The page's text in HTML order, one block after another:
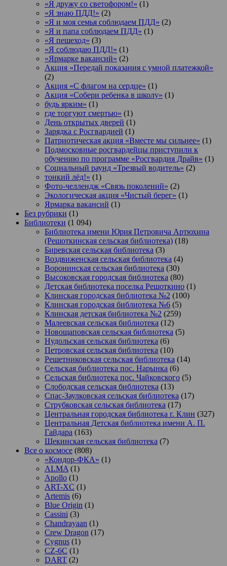
«Я дружу со светофором!» (1)
«Я знаю ПДД!» (2)
«Я и моя семья соблюдаем ПДД» (2)
«Я и папа соблюдаем ПДД» (1)
«Я пешеход» (3)
«Я соблюдаю ПДД!» (1)
«Ярмарке вакансий» (2)
Акция «Передай показания с умной платежкой»
(2)
Акция «С флагом на сердце» (1)
Акция «Собери ребенка в школу» (1)
будь ярким» (1)
где торгуют смертью» (1)
День открытых дверей (1)
Зарядка с Росгвардией (1)
Патриотическая акция «Вместе мы сильнее» (1)
Подмосковные росгвардейцы приступили к
обучению по программе «Росгвардия Драйв» (1)
Социальный раунд «Трезвый водитель» (2)
тонкий лёд!» (1)
Фото-челлендж «Связь поколений» (2)
Экологическая акция «Чистый берег» (1)
Ярмарка вакансий (1)
Без рубрики (1)
Библиотеки (1 094)
Библиотека имени Юрия Петровича Артюхина
(Решоткинская сельская библиотека) (18)
Биревская сельская библиотека (3)
Воздвиженская сельская библиотека (4)
Воронинская сельская библиотека (30)
Высоковская городская библиотека (80)
Детская библиотека поселка Решоткино (1)
Клинская городская библиотека №2 (100)
Клинская городская библиотека №6 (5)
Клинская детская библиотека №2 (259)
Малеевская сельская библиотека (12)
Новощаповская сельская библиотека (5)
Нудольская сельская библиотека (6)
Петровская сельская библиотека (10)
Решетниковская сельская библиотека (14)
Сельская библиотека пос. Нарынка (6)
Сельская библиотека пос. Чайковского (5)
Слободская сельская библиотека (13)
Спас-Заулковская сельская библиотека (17)
Струбковская сельская библиотека (17)
Центральная городская библиотека г. Клин (327)
Центральная Детская библиотека имени А. П.
Гайдара (163)
Щекинская сельская библиотека (7)
Все о космосе (808)
«Кондор-ФКА» (1)
ALMA (1)
Apollo (1)
ART-XC (1)
Artemis (6)
Blue Origin (1)
Cassini (3)
Chandrayaan (1)
Crew Dragon (17)
Cygnus (1)
CZ-6C (1)
DART (2)